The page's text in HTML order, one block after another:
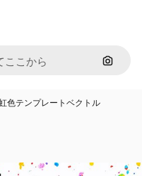
画像で
色テンプレートベクトル